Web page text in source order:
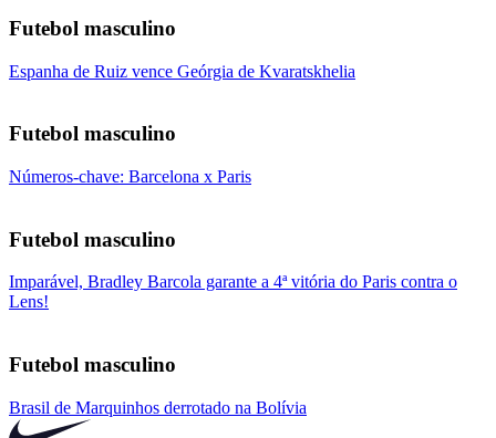
Futebol masculino
Espanha de Ruiz vence Geórgia de Kvaratskhelia
Futebol masculino
Números-chave: Barcelona x Paris
Futebol masculino
Imparável, Bradley Barcola garante a 4ª vitória do Paris contra o
Lens!
Futebol masculino
Brasil de Marquinhos derrotado na Bolívia